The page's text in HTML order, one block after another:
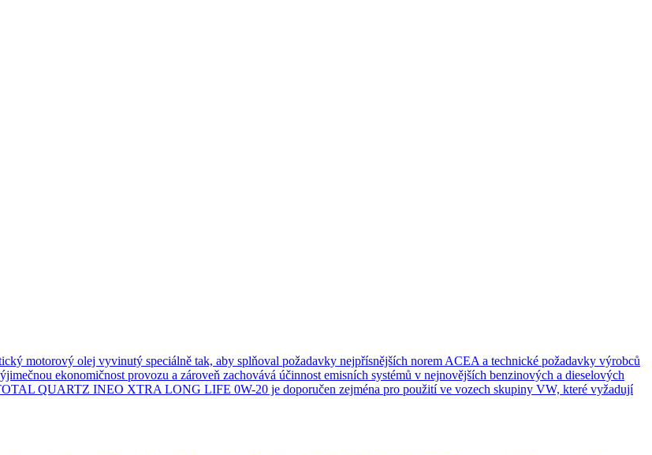
olej vyvinutý speciálně tak, aby splňoval požadavky nejpřísnějších norem ACEA a technické požadavky výrobců
ekonomičnost provozu a zároveň zachovává účinnost emisních systémů v nejnovějších benzinových a dieselových
QUARTZ INEO XTRA LONG LIFE 0W-20 je doporučen zejména pro použití ve vozech skupiny VW, které vyžadují